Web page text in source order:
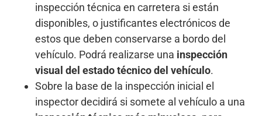
inspección técnica en carretera si están
disponibles, o justificantes electrónicos de
estos que deben conservarse a bordo del
vehículo. Podrá realizarse una inspección
visual del estado técnico del vehículo.
Sobre la base de la inspección inicial el
inspector decidirá si somete al vehículo a una